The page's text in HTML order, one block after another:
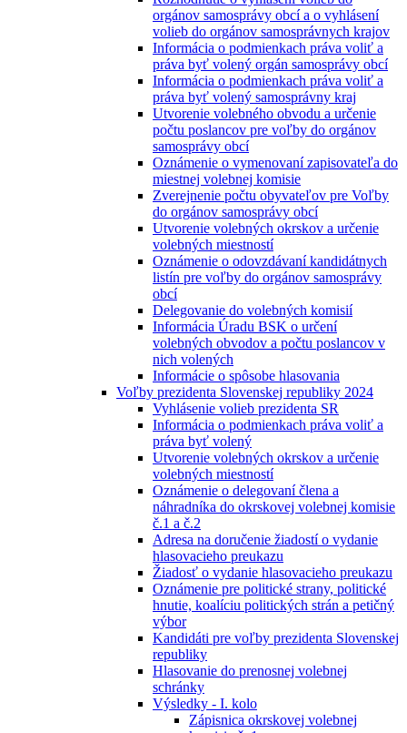
orgánov samosprávy obcí a o vyhlásení
volieb do orgánov samosprávnych krajov
Informácia o podmienkach práva voliť a
práva byť volený orgán samosprávy obcí
Informácia o podmienkach práva voliť a
práva byť volený samosprávny kraj
Utvorenie volebného obvodu a určenie
počtu poslancov pre voľby do orgánov
samosprávy obcí
Oznámenie o vymenovaní zapisovateľa do
miestnej volebnej komisie
Zverejnenie počtu obyvateľov pre Voľby
do orgánov samosprávy obcí
Utvorenie volebných okrskov a určenie
volebných miestností
Oznámenie o odovzdávaní kandidátnych
listín pre voľby do orgánov samosprávy
obcí
Delegovanie do volebných komisií
Informácia Úradu BSK o určení
volebných obvodov a počtu poslancov v
nich volených
Informácie o spôsobe hlasovania
Voľby prezidenta Slovenskej republiky 2024
Vyhlásenie volieb prezidenta SR
Informácia o podmienkach práva voliť a
práva byť volený
Utvorenie volebných okrskov a určenie
volebných miestností
Oznámenie o delegovaní člena a
náhradníka do okrskovej volebnej komisie
č.1 a č.2
Adresa na doručenie žiadostí o vydanie
hlasovacieho preukazu
Žiadosť o vydanie hlasovacieho preukazu
Oznámenie pre politické strany, politické
hnutie, koalíciu politických strán a petičný
výbor
Kandidáti pre voľby prezidenta Slovenskej
republiky
Hlasovanie do prenosnej volebnej
schránky
Výsledky - I. kolo
Zápisnica okrskovej volebnej